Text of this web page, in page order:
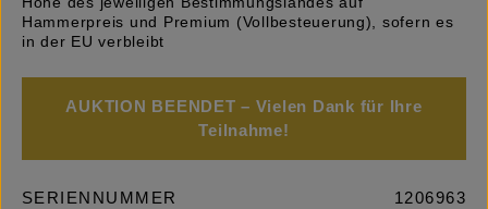
Hammerpreis und Premium (Vollbesteuerung), sofern es
in der EU verbleibt
AUKTION BEENDET – Vielen Dank für Ihre
Teilnahme!
SERIENNUMMER 1206963